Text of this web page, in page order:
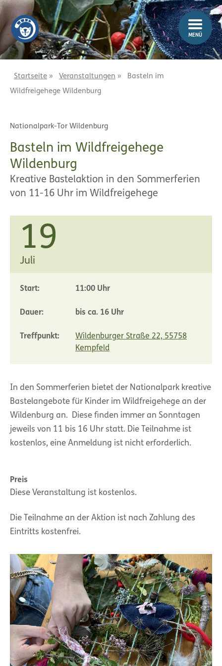
Z
m
n
Z
m
a
MENÜ
Startseite » Veranstaltungen »
Basteln im
Wildfreigehege Wildenburg
Nationalpark-Tor Wildenburg
Basteln im Wildfreigehege
Wildenburg
Kreative Bastelaktion in den Sommerferien
von 11-16 Uhr im Wildfreigehege
19
Juli
Start: 11:00 Uhr
Dauer: bis ca. 16 Uhr
Treffpunkt:
Wildenburger Straße 22, 55758
Kempfeld
In den Sommerferien bietet der Nationalpark kreative
Bastelangebote für Kinder im Wildfreigehege an der
Wildenburg an. Diese finden immer an Sonntagen
jeweils von 11 bis 16 Uhr statt. Die Teilnahme ist
kostenlos, eine Anmeldung ist nicht erforderlich.
Preis
Diese Veranstaltung ist kostenlos.
Die Teilnahme an der Aktion ist nach Zahlung des
Eintritts kostenfrei.